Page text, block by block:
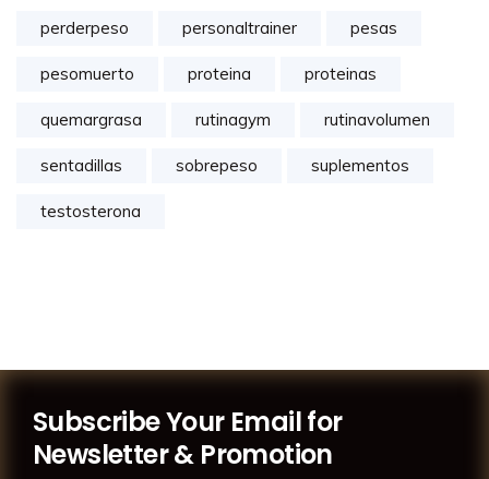
perderpeso personaltrainer pesas
pesomuerto proteina proteinas
quemargrasa rutinagym rutinavolumen
sentadillas sobrepeso suplementos
testosterona
Subscribe Your Email for
Newsletter & Promotion